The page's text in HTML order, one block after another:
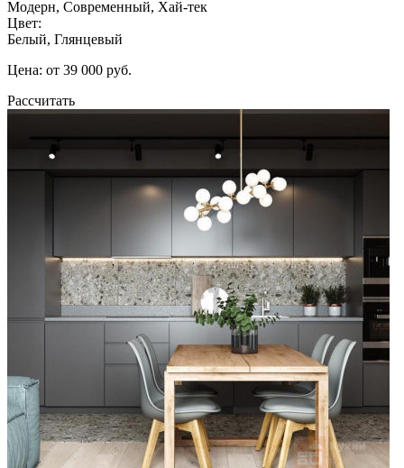
Модерн, Современный, Хай-тек
Цвет:
Белый, Глянцевый
Цена: от 39 000 руб.
Рассчитать